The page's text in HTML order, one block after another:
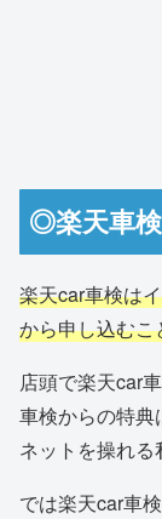
◎楽天車
楽天car車検は
から申し込む
店頭で楽天car
車検からの特
ネットを操れ
では楽天car車